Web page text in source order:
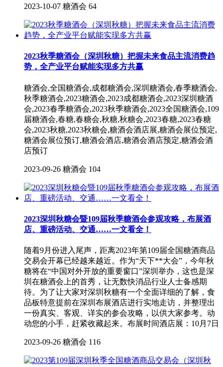
2023-10-07 糖酒会 64
2023秋季糖酒会（深圳秋糖）把握未来食品主流消费趋
势，全产业平台赋能实现多方共赢
糖酒会,全国糖酒会,成都糖酒会,深圳糖酒会,春季糖酒会,
秋季糖酒会,2023糖酒会,2023成都糖酒会,2023深圳糖酒
会,2023春季糖酒会,2023秋季糖酒会,2023全国糖酒会,109
届糖酒会,春糖,春糖会,秋糖,秋糖会,2023春糖,2023春糖
会,2023秋糖,2023秋糖会,糖酒会酒店展,糖酒会展位预定,
糖酒会展位预订,糖酒会酒店,糖酒会酒店预定,糖酒会酒
店预订
2023-09-26 糖酒会 104
2023深圳秋糖会暨109届秋季糖酒会参观攻略，布展酒
店、重磅活动、交通……一文看全！
随着9月份进入尾声，距离2023年第109届全国糖酒商品
交易会开幕已经越来越近。作为“天下**大会”，今年秋
糖将在“中国对外开放的重要窗口”深圳举办，这也是深
圳在糖酒会上的首秀，让无数快消品行业人士备感期
待。为了让大家对深圳秋糖有一个全面详细的了解，食
品板特意提前在深圳布展酒店进行实地走访，并整理出
一份真实、客观、详实的参会攻略，以供大家参考。动
动您的小手，赶紧收藏起来。布展时间酒店展：10月7日
2023-09-26 糖酒会 116